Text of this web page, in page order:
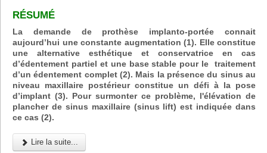
RÉSUMÉ
La demande de prothèse implanto-portée connait
aujourd’hui une constante augmentation (1). Elle constitue
une alternative esthétique et conservatrice en cas
d’édentement partiel et une base stable pour le traitement
d’un édentement complet (2). Mais la présence du sinus au
niveau maxillaire postérieur constitue un défi à la pose
d’implant (3). Pour surmonter ce problème, l'élévation de
plancher de sinus maxillaire (sinus lift) est indiquée dans
ce cas (2).
Lire la suite...